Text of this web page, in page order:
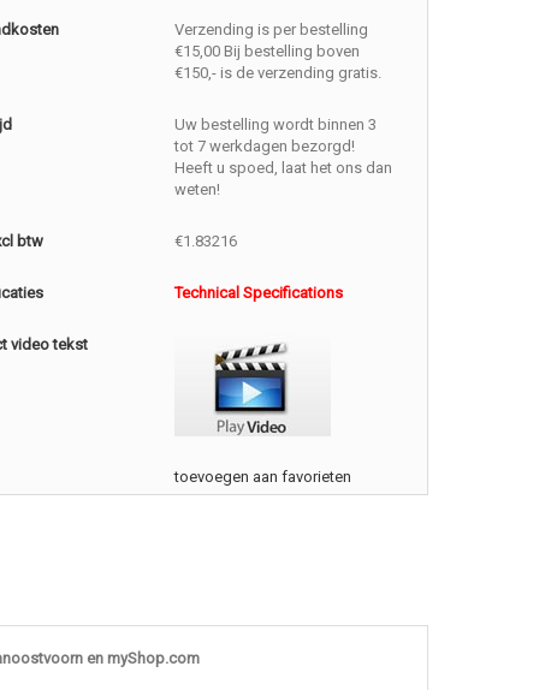
Verzending is per bestelling
€15,00 Bij bestelling boven
€150,- is de verzending gratis.
Uw bestelling wordt binnen 3
tot 7 werkdagen bezorgd!
Heeft u spoed, laat het ons dan
weten!
btw €1.83216
Technical Specifications
video tekst
toevoegen aan favorieten
en myShop.com